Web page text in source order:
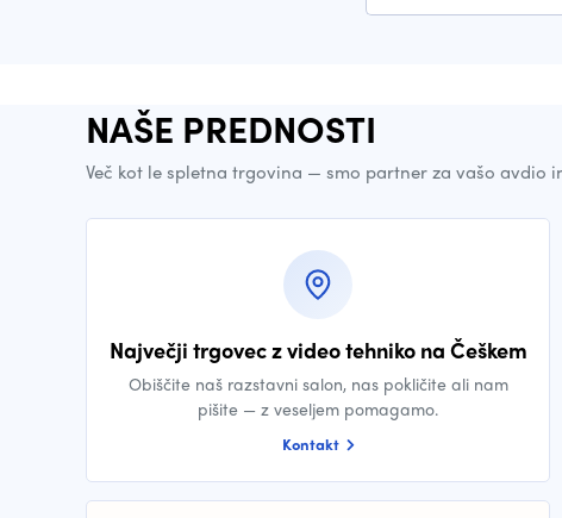
NAŠE PREDNOSTI
Več kot le spletna trgovina — smo partner za vašo avdio
Največji trgovec z video tehniko na Češkem
Obiščite naš razstavni salon, nas pokličite ali nam
pišite — z veseljem pomagamo.
Kontakt